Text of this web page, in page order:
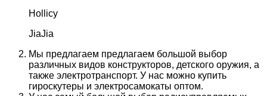
Hollicy
JiaJia
Мы предлагаем предлагаем большой выбор
различных видов конструкторов, детского оружия, а
также электротранспорт. У нас можно купить
гироскутеры и электросамокаты оптом.